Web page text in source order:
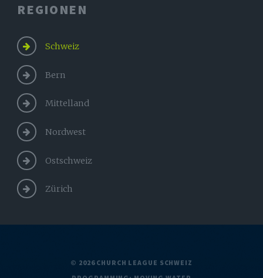
REGIONEN
Schweiz
Bern
Mittelland
Nordwest
Ostschweiz
Zürich
© 2026 CHURCH LEAGUE SCHWEIZ